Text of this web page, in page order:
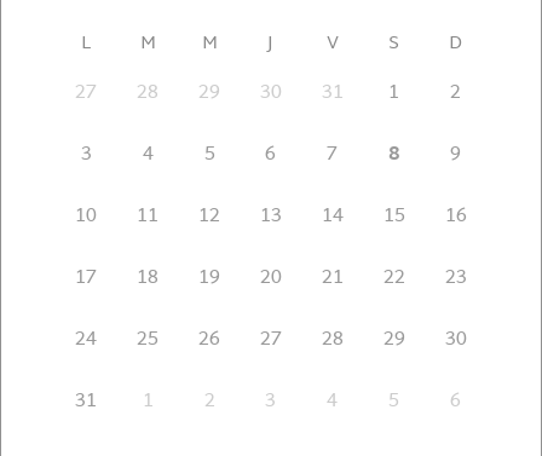
L M M J V S D
27 28 29 30 31 1
2
3
4 5 6 7 8
9
10
11 12 13 14 15
16
17
18 19 20 21 22
23
24
25 26 27 28 29
30
31
1 2 3 4 5 6